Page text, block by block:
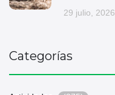
29 julio, 2026
Categorías